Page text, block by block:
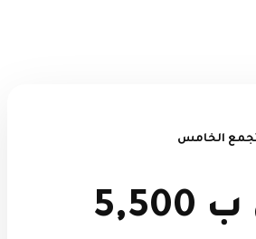
فيلا للبيع ب 11 مليون لو كاش ب 5,500